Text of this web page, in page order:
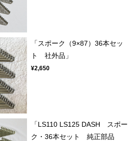
「スポーク（9×87）36本セッ
ト 社外品」
¥2,650
「LS110 LS125 DASH スポー
ク・36本セット 純正部品